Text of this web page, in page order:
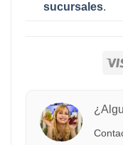
sucursales.